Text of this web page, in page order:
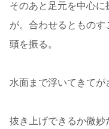
そのあと足元を中心に
が。合わせるともの
頭を振る。
水面まで浮いてきてが
抜き上げできるか微